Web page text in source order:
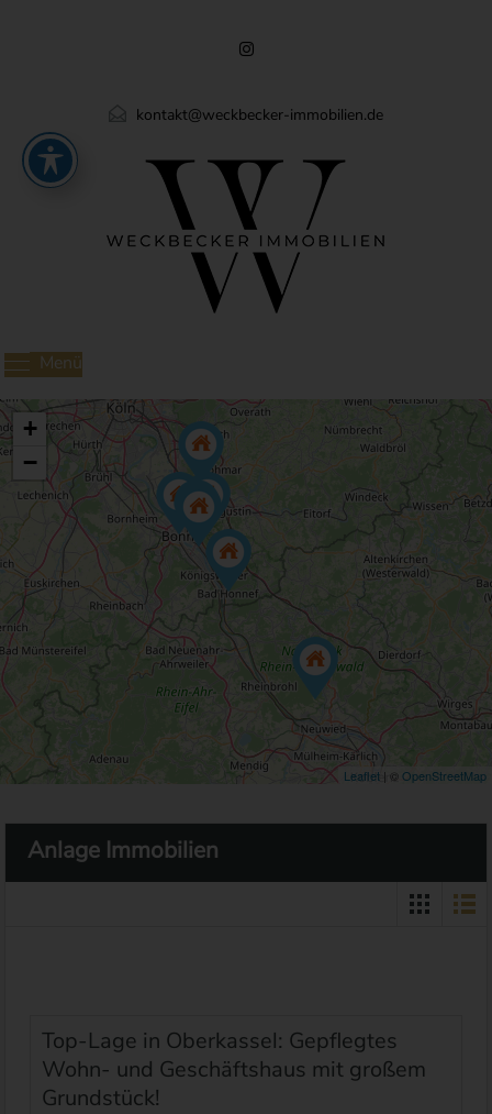
kontakt@weckbecker-immobilien.de
Menü
+
−
Leaflet | ©OpenStreetMap
Anlage Immobilien
Top-Lage in Oberkassel: Gepflegtes
Wohn- und Geschäftshaus mit großem
Grundstück!